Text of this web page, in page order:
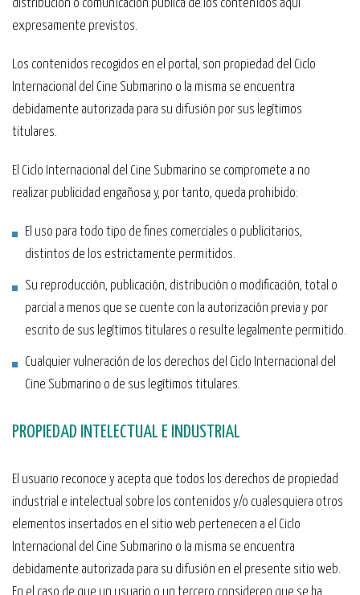
distribución o comunicación pública de los contenidos aquí
expresamente previstos.
Los contenidos recogidos en el portal, son propiedad del Ciclo
Internacional del Cine Submarino o la misma se encuentra
debidamente autorizada para su difusión por sus legítimos
titulares.
El Ciclo Internacional del Cine Submarino se compromete a no
realizar publicidad engañosa y, por tanto, queda prohibido:
El uso para todo tipo de fines comerciales o publicitarios,
distintos de los estrictamente permitidos.
Su reproducción, publicación, distribución o modificación, total o
parcial a menos que se cuente con la autorización previa y por
escrito de sus legítimos titulares o resulte legalmente permitido.
Cualquier vulneración de los derechos del Ciclo Internacional del
Cine Submarino o de sus legítimos titulares.
PROPIEDAD INTELECTUAL E INDUSTRIAL
El usuario reconoce y acepta que todos los derechos de propiedad
industrial e intelectual sobre los contenidos y/o cualesquiera otros
elementos insertados en el sitio web pertenecen a el Ciclo
Internacional del Cine Submarino o la misma se encuentra
debidamente autorizada para su difusión en el presente sitio web.
En el caso de que un usuario o un tercero consideren que se ha